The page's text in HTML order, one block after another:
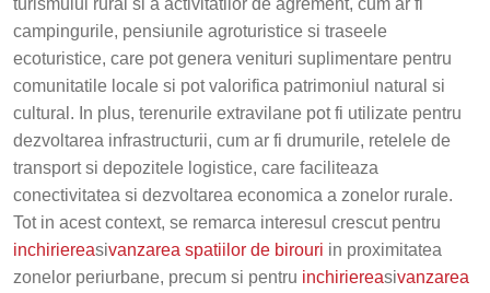
turismului rural si a activitatilor de agrement, cum ar fi
campingurile, pensiunile agroturistice si traseele
ecoturistice, care pot genera venituri suplimentare pentru
comunitatile locale si pot valorifica patrimoniul natural si
cultural. In plus, terenurile extravilane pot fi utilizate pentru
dezvoltarea infrastructurii, cum ar fi drumurile, retelele de
transport si depozitele logistice, care faciliteaza
conectivitatea si dezvoltarea economica a zonelor rurale.
Tot in acest context, se remarca interesul crescut pentru
inchiriereasivanzarea spatiilor de birouri in proximitatea
zonelor periurbane, precum si pentru inchiriereasivanzarea